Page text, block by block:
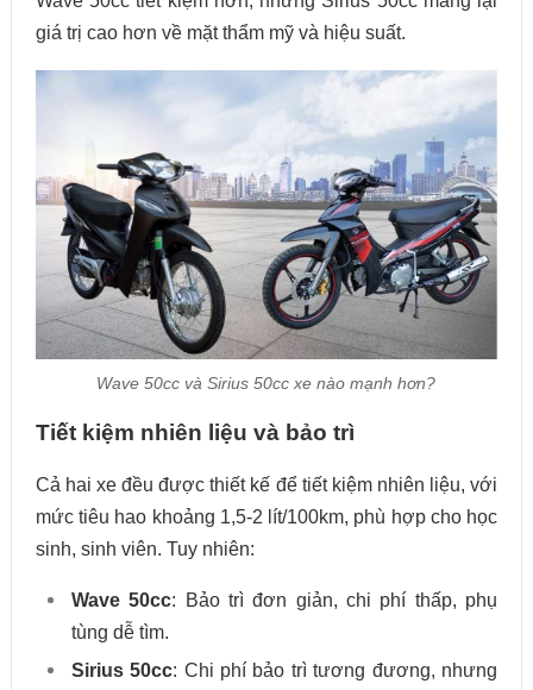
giá trị cao hơn về mặt thẩm mỹ và hiệu suất.
Wave 50cc và Sirius 50cc xe nào mạnh hơn?
Tiết kiệm nhiên liệu và bảo trì
Cả hai xe đều được thiết kế để tiết kiệm nhiên liệu, với
mức tiêu hao khoảng 1,5-2 lít/100km, phù hợp cho học
sinh, sinh viên. Tuy nhiên:
Wave 50cc: Bảo trì đơn giản, chi phí thấp, phụ
tùng dễ tìm.
Sirius 50cc: Chi phí bảo trì tương đương, nhưng